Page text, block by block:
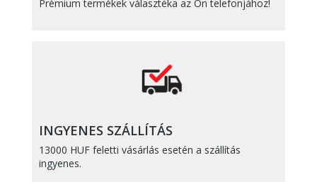
Prémium termékek választéka az Ön telefonjához!
INGYENES SZÁLLÍTÁS
13000 HUF feletti vásárlás esetén a szállítás
ingyenes.